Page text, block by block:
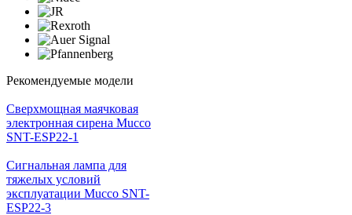
Рекомендуемые модели
Cверхмощная маячковая
электронная сирена Mucco
SNT-ESP22-1
Сигнальная лампа для
тяжелых условий
эксплуатации Mucco SNT-
ESP22-3